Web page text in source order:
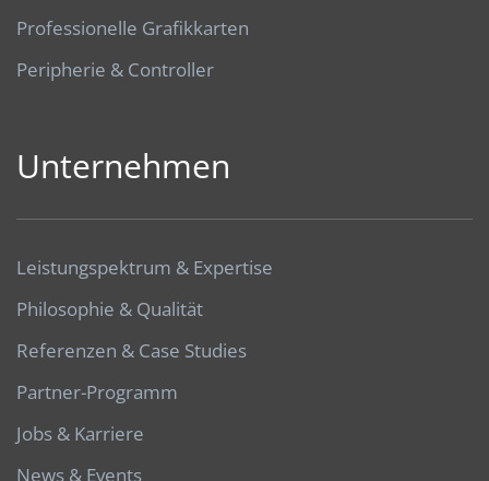
Professionelle Grafikkarten
Peripherie & Controller
Unternehmen
Leistungspektrum & Expertise
Philosophie & Qualität
Referenzen & Case Studies
Partner-Programm
Jobs & Karriere
News & Events